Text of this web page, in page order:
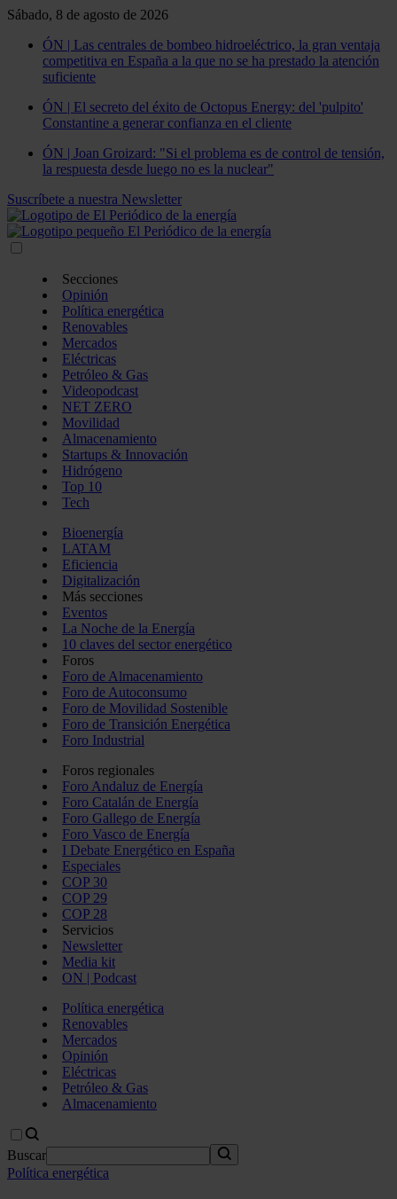
Sábado, 8 de agosto de 2026
ÓN | Las centrales de bombeo hidroeléctrico, la gran ventaja
competitiva en España a la que no se ha prestado la atención
suficiente
ÓN | El secreto del éxito de Octopus Energy: del 'pulpito'
Constantine a generar confianza en el cliente
ÓN | Joan Groizard: "Si el problema es de control de tensión,
la respuesta desde luego no es la nuclear"
Suscríbete a nuestra Newsletter
Secciones
Opinión
Política energética
Renovables
Mercados
Eléctricas
Petróleo & Gas
Videopodcast
NET ZERO
Movilidad
Almacenamiento
Startups & Innovación
Hidrógeno
Top 10
Tech
Bioenergía
LATAM
Eficiencia
Digitalización
Más secciones
Eventos
La Noche de la Energía
10 claves del sector energético
Foros
Foro de Almacenamiento
Foro de Autoconsumo
Foro de Movilidad Sostenible
Foro de Transición Energética
Foro Industrial
Foros regionales
Foro Andaluz de Energía
Foro Catalán de Energía
Foro Gallego de Energía
Foro Vasco de Energía
I Debate Energético en España
Especiales
COP 30
COP 29
COP 28
Servicios
Newsletter
Media kit
ON | Podcast
Política energética
Renovables
Mercados
Opinión
Eléctricas
Petróleo & Gas
Almacenamiento
Buscar
Política energética